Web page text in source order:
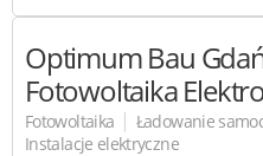
Optimum Bau
Fotowoltaika
Fotowoltaika | Ładowanie
Instalacje elektryczne